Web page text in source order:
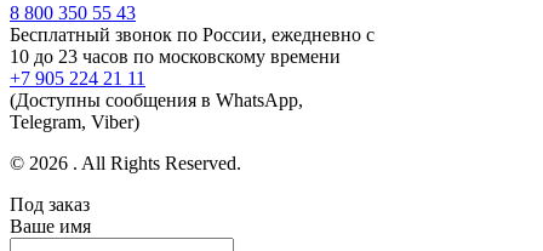
8 800 350 55 43
Бесплатный звонок по России, ежедневно с
10 до 23 часов по московскому времени
+7 905 224 21 11
(Доступны сообщения в WhatsApp,
Telegram, Viber)
© 2026 . All Rights Reserved.
Под заказ
Ваше имя